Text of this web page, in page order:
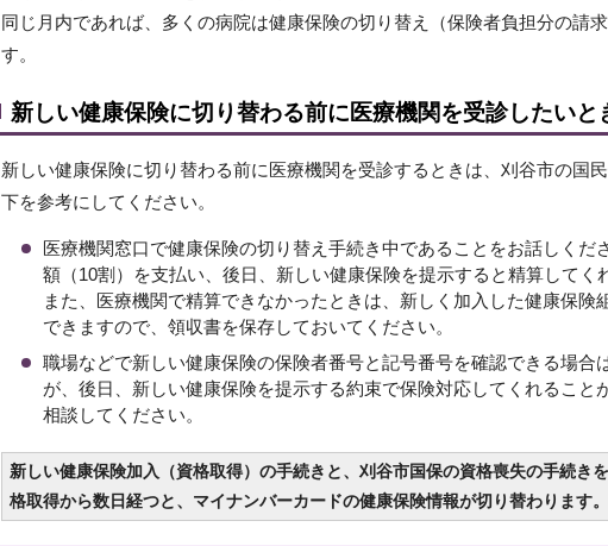
同じ月内であれば、多くの病院は健康保険の切り替え（保険者負担分の請
す。
新しい健康保険に切り替わる前に医療機関を受診したいと
新しい健康保険に切り替わる前に医療機関を受診するときは、刈谷市の国
下を参考にしてください。
医療機関窓口で健康保険の切り替え手続き中であることをお話しくだ
額（10割）を支払い、後日、新しい健康保険を提示すると精算してく
また、医療機関で精算できなかったときは、新しく加入した健康保険
できますので、領収書を保存しておいてください。
職場などで新しい健康保険の保険者番号と記号番号を確認できる場合
が、後日、新しい健康保険を提示する約束で保険対応してくれること
相談してください。
新しい健康保険加入（資格取得）の手続きと、刈谷市国保の資格喪失の手続き
格取得から数日経つと、マイナンバーカードの健康保険情報が切り替わります。